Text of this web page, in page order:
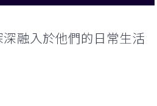
融入於他們的日常生活